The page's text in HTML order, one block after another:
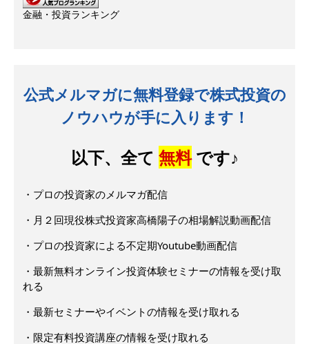
金融・投資ランキング
公式メルマガに無料登録で株式投資の
ノウハウが手に入ります！
以下、全て 無料です♪
・プロの投資家のメルマガ配信
・月２回現役株式投資家高橋陽子の相場解説動画配信
・プロの投資家による不定期Youtube動画配信
・最新無料オンライン投資体験セミナーの情報を受け取
れる
・最新セミナーやイベントの情報を受け取れる
・限定有料投資講座の情報を受け取れる